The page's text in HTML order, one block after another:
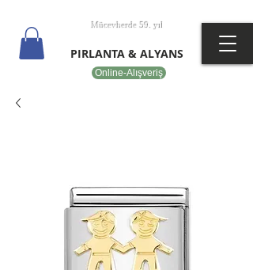
Online-Alışveriş
Mücevherde 59. yıl
PIRLANTA & ALYANS